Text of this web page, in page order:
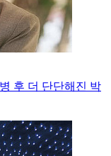
후 더 단단해진 박